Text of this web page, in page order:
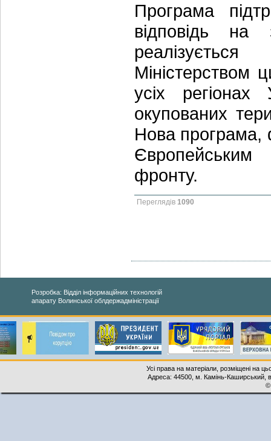
Програма
відповідь на
Міністерством
усіх
окупованих
Нова програма,
Європейським
фронту.
Переглядів 1090
Розробка: Відділ інформаційних технологій
апарату Волинської облдержадміністрації
Усі права на матеріали, розміщені на
Адреса: 44500, м. Камінь-Каширський,
©